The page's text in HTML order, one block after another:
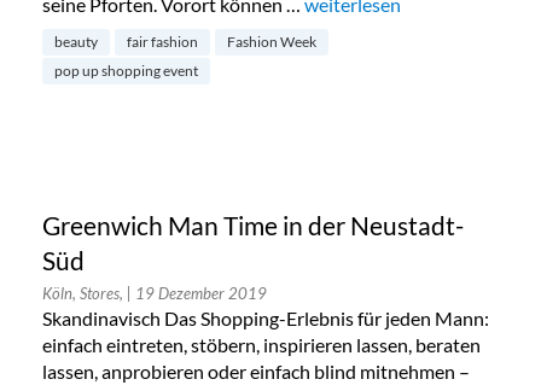
beauty fair fashion
Fashion Week
pop up shopping event
Greenwich Man Time in der Neustadt-
Süd
Köln, Stores, | 19 Dezember 2019
Skandinavisch Das Shopping-Erlebnis für jeden Mann:
einfach eintreten, stöbern, inspirieren lassen, beraten
lassen, anprobieren oder einfach blind mitnehmen –